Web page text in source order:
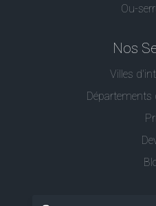
Ou-
Nos
Villes
Départements